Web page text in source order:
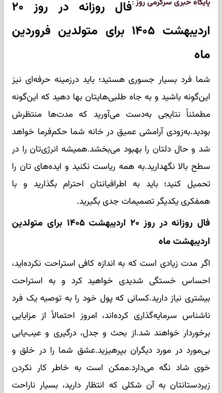
پایگاه خبری سرگرمی روز:
فال روزانه در روز ۲۰
اردیبهشت ۱۴۰۵ برای متولدین فروردین
ماه
شما فرد بسیار جسوری هستید؛ باید درزمینه حرفه‌ای نیز
این‌گونه باشید و به جاه طلبی‌هایتان بها دهید که این‌گونه
مطمئناً نتایجی به‌دست می‌آورید که مدت‌ها منتظرش
بودید.به‌زودی آرامشی عمیق در خانه شما حکم‌فرما خواهد
شد و حال دلتان را بهبود می‌بخشد.همیشه انرژی‌تان را در
سطح بالا نگهدارید.به همه ریاست نکنید و ایده‌های تان را
تحمیل کنید؛ باید به اطرافیانتان احترام بگذارید و با
همفکری یکدیگر تصمیمات جدی بگیرید.
فال روزانه در روز ۲۰ اردیبهشت ۱۴۰۵ برای متولدین
اردیبهشت ماه
اگر مدت زیادی است که به اندازه کافی استراحت نکرده‌اید،
احساس خستگی شدیدی خواهید کرد و به استراحت
بیشتری نیاز دارید.کسانی که پول خود را به توصیه یک فرد
ناشناس سرمایه‌گذاری کرده‌اند، امروز احتمالاً از مزایایی
برخوردار خواهند شد.از بحث و جدل، درگیری و عیب‌یابی
بی‌مورد در مورد دیگران بپرهیزید.عشق شما را در خلق و
خوی شاد نگه می‌دارد.ممکن است به خاطر کار نکردن
زیردستانتان به آن شکلی که انتظار دارید، بسیار ناراحت